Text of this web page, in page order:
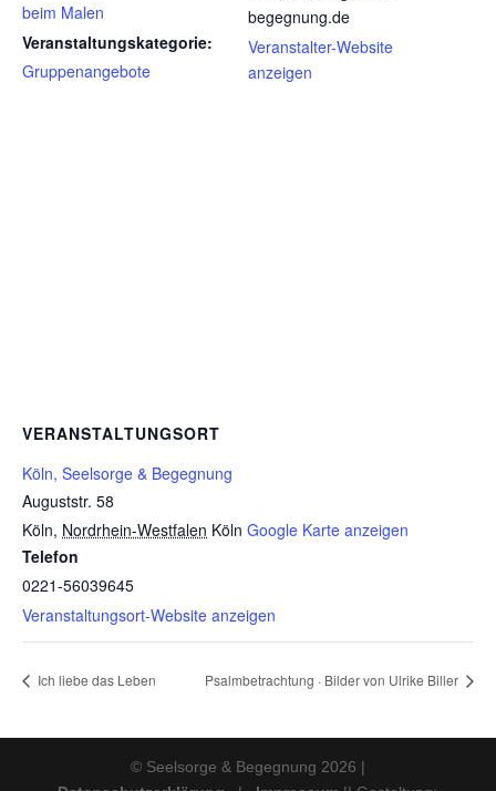
beim Malen
Veranstaltungskategorie:
Gruppenangebote
begegnung.de
Veranstalter-Website
anzeigen
VERANSTALTUNGSORT
Köln, Seelsorge & Begegnung
Auguststr. 58
Köln, Nordrhein-Westfalen Köln Google Karte anzeigen
Telefon
0221-56039645
Veranstaltungsort-Website anzeigen
Ich liebe das Leben Psalmbetrachtung · Bilder von Ulrike Biller
© Seelsorge & Begegnung 2026 |